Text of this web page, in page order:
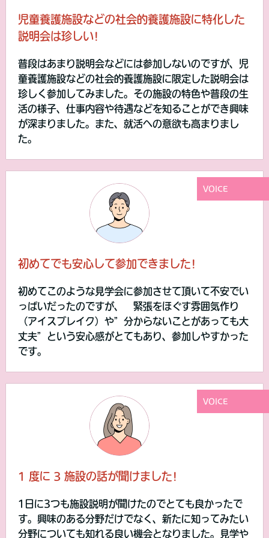
児童養護施設などの社会的養護施設に特化した
説明会は珍しい!
普段はあまり説明会などには参加しないのですが、児
童養護施設などの社会的養護施設に限定した説明会は
珍しく参加してみました。その施設の特色や普段の生
活の様子、仕事内容や待遇などを知ることができ興味
が深まりました。また、就活への意欲も高まりまし
た。
初めてでも安心して参加できました!
初めてこのような見学会に参加させて頂いて不安でい
っぱいだったのですが、 緊張をほぐす雰囲気作り
（アイスブレイク）や”分からないことがあっても大
丈夫”という安心感がとてもあり、参加しやすかった
です。
VOICE
1 度に 3 施設の話が聞けました!
1日に3つも施設説明が聞けたのでとても良かったで
す。興味のある分野だけでなく、新たに知ってみたい
分野についても知れる良い機会となりました。見学や
VOICE